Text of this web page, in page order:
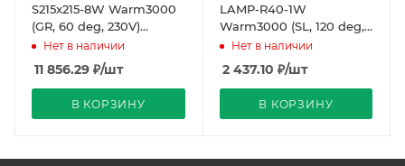
S215x215-8W Warm3000
(GR, 60 deg, 230V)
(Arlight, IP65 Металл, 3
Нет в наличии
11 856.29 ₽/шт
В КОРЗИНУ
LAMP-R40-1W
Warm3000 (SL, 120 deg,
12-24V) (Arlight, IP67
Металл, 3 года)
Нет в наличии
2 437.10 ₽/шт
В КОРЗИНУ